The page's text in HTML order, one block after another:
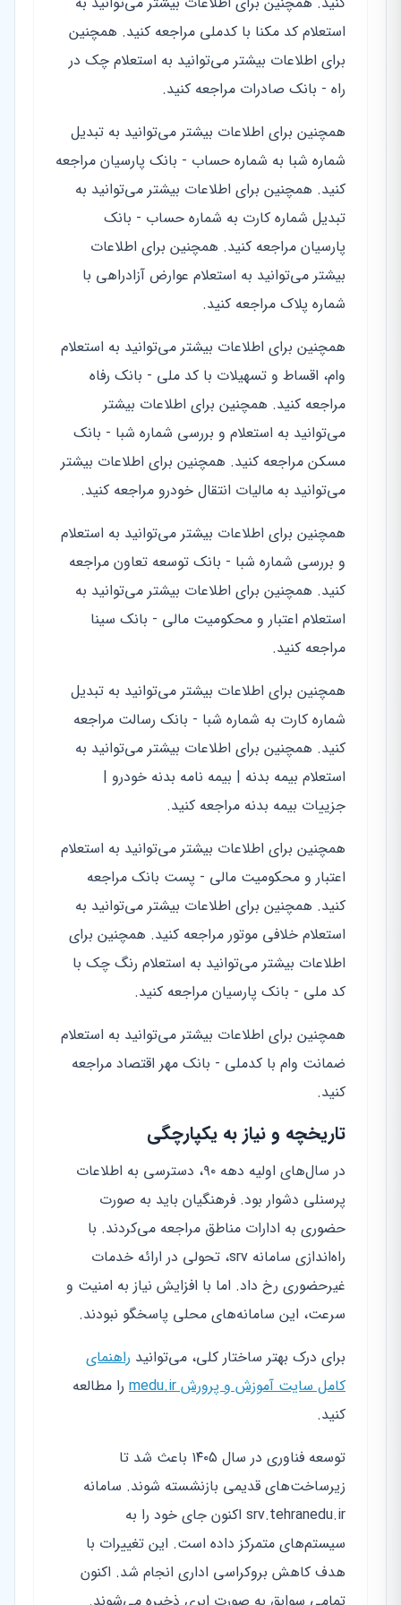
استعلام کد مکنا با کدملی مراجعه کنید. همچنین
برای اطلاعات بیشتر می‌توانید به استعلام چک در
راه - بانک صادرات مراجعه کنید.
همچنین برای اطلاعات بیشتر می‌توانید به تبدیل
شماره شبا به شماره حساب - بانک پارسیان مراجعه
کنید. همچنین برای اطلاعات بیشتر می‌توانید به
تبدیل شماره کارت به شماره حساب - بانک
پارسیان مراجعه کنید. همچنین برای اطلاعات
بیشتر می‌توانید به استعلام عوارض آزادراهی با
شماره پلاک مراجعه کنید.
همچنین برای اطلاعات بیشتر می‌توانید به استعلام
وام، اقساط و تسهیلات با کد ملی - بانک رفاه
مراجعه کنید. همچنین برای اطلاعات بیشتر
می‌توانید به استعلام و بررسی شماره شبا - بانک
مسکن مراجعه کنید. همچنین برای اطلاعات بیشتر
می‌توانید به مالیات انتقال خودرو مراجعه کنید.
همچنین برای اطلاعات بیشتر می‌توانید به استعلام
و بررسی شماره شبا - بانک توسعه تعاون مراجعه
کنید. همچنین برای اطلاعات بیشتر می‌توانید به
استعلام اعتبار و محکومیت مالی - بانک سینا
مراجعه کنید.
همچنین برای اطلاعات بیشتر می‌توانید به تبدیل
شماره کارت به شماره شبا - بانک رسالت مراجعه
کنید. همچنین برای اطلاعات بیشتر می‌توانید به
استعلام بیمه بدنه | بیمه نامه بدنه خودرو |
جزییات بیمه بدنه مراجعه کنید.
همچنین برای اطلاعات بیشتر می‌توانید به استعلام
اعتبار و محکومیت مالی - پست بانک مراجعه
کنید. همچنین برای اطلاعات بیشتر می‌توانید به
استعلام خلافی موتور مراجعه کنید. همچنین برای
اطلاعات بیشتر می‌توانید به استعلام رنگ چک با
کد ملی - بانک پارسیان مراجعه کنید.
همچنین برای اطلاعات بیشتر می‌توانید به استعلام
ضمانت وام با کدملی - بانک مهر اقتصاد مراجعه
کنید.
تاریخچه و نیاز به یکپارچگی
در سال‌های اولیه دهه ۹۰، دسترسی به اطلاعات
پرسنلی دشوار بود. فرهنگیان باید به صورت
حضوری به ادارات مناطق مراجعه می‌کردند. با
راه‌اندازی سامانه srv، تحولی در ارائه خدمات
غیرحضوری رخ داد. اما با افزایش نیاز به امنیت و
سرعت، این سامانه‌های محلی پاسخگو نبودند.
برای درک بهتر ساختار کلی، می‌توانید راهنمای
کامل سایت آموزش و پرورش medu.ir
را مطالعه
کنید.
توسعه فناوری در سال ۱۴۰۵ باعث شد تا
زیرساخت‌های قدیمی بازنشسته شوند. سامانه
srv.tehranedu.ir اکنون جای خود را به
سیستم‌های متمرکز داده است. این تغییرات با
هدف کاهش بروکراسی اداری انجام شد. اکنون